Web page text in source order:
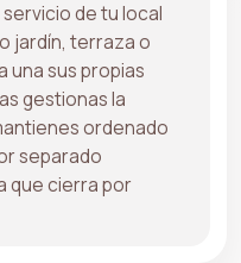
de tu local
jardín, terraza o
una sus propias
gestionas la
ordenado
separado
que cierra por